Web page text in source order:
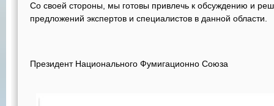
Со своей стороны, мы готовы привлечь к обсуждению и
предложений экспертов и специалистов в данной области.
Президент Национального Фумигационно